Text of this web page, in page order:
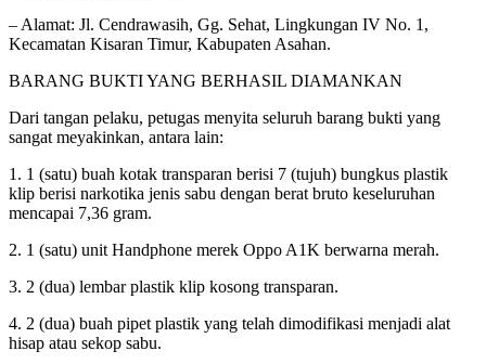
– Alamat: Jl. Cendrawasih, Gg. Sehat, Lingkungan IV No. 1,
Kecamatan Kisaran Timur, Kabupaten Asahan.
BARANG BUKTI YANG BERHASIL DIAMANKAN
Dari tangan pelaku, petugas menyita seluruh barang bukti yang
sangat meyakinkan, antara lain:
1. 1 (satu) buah kotak transparan berisi 7 (tujuh) bungkus plastik
klip berisi narkotika jenis sabu dengan berat bruto keseluruhan
mencapai 7,36 gram.
2. 1 (satu) unit Handphone merek Oppo A1K berwarna merah.
3. 2 (dua) lembar plastik klip kosong transparan.
4. 2 (dua) buah pipet plastik yang telah dimodifikasi menjadi alat
hisap atau sekop sabu.